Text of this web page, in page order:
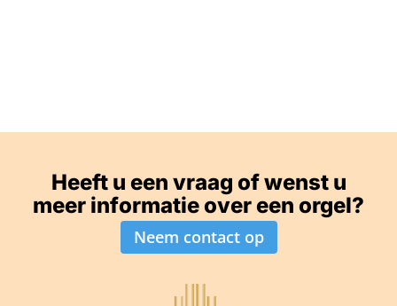
Heeft u een vraag of wenst u
meer informatie over een orgel?
Neem contact op